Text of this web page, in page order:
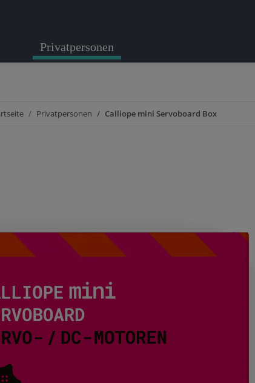
Privatpersonen
Privatpersonen Calliope mini Servoboard Box